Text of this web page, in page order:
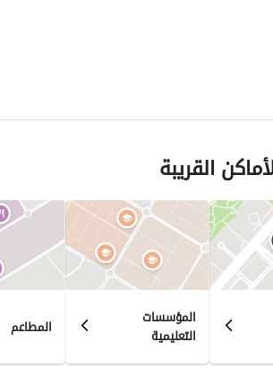
القريبة
المؤسسات
التعليمية المطاعم